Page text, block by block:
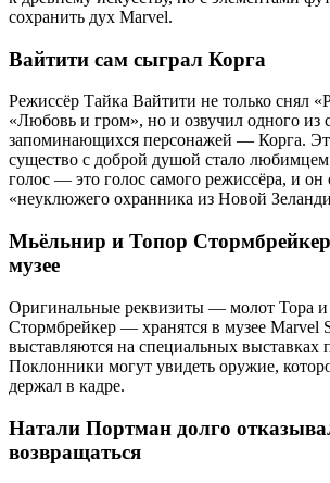
сохранить дух Marvel.
Вайтити сам сыграл Корга
Режиссёр Тайка Вайтити не только снял
«Любовь и гром», но и озвучил одного из
запоминающихся персонажей — Корга.
существо с доброй душой стало любимцем
голос — это голос самого режиссёра, и он
«неуклюжего охранника из Новой
Мьёльнир и Топор
музее
Оригинальные реквизиты — молот Тора и
Стормбрейкер — хранятся в музее Marvel
выставляются на специальных выставках
Поклонники могут увидеть оружие,
держал в кадре.
Натали Портман долго
возвращаться